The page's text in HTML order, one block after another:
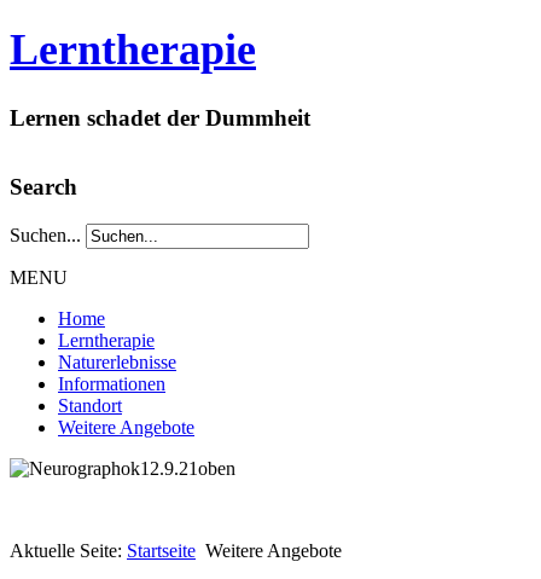
Lerntherapie
Lernen schadet der Dummheit
Search
Suchen...
MENU
Home
Lerntherapie
Naturerlebnisse
Informationen
Standort
Weitere Angebote
Aktuelle Seite: Startseite Weitere Angebote